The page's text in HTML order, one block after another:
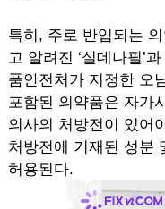
특히, 주로 반입되는
고 알려진 ‘실데나필’
품안전처가 지정한 오
포함된 의약품은 자가
의사의 처방전이 있어
처방전에 기재된 성분
허용된다.